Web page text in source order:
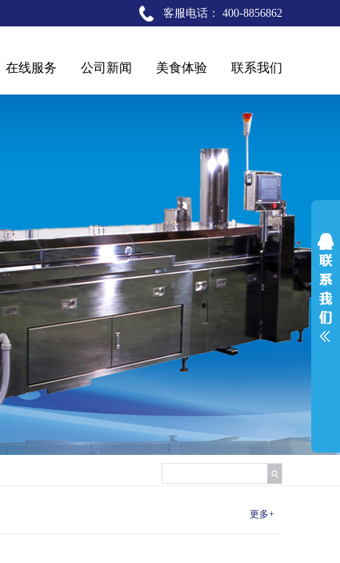
客服电话： 400-8856862
在线服务 公司新闻 美食体验 联系我们
更多+